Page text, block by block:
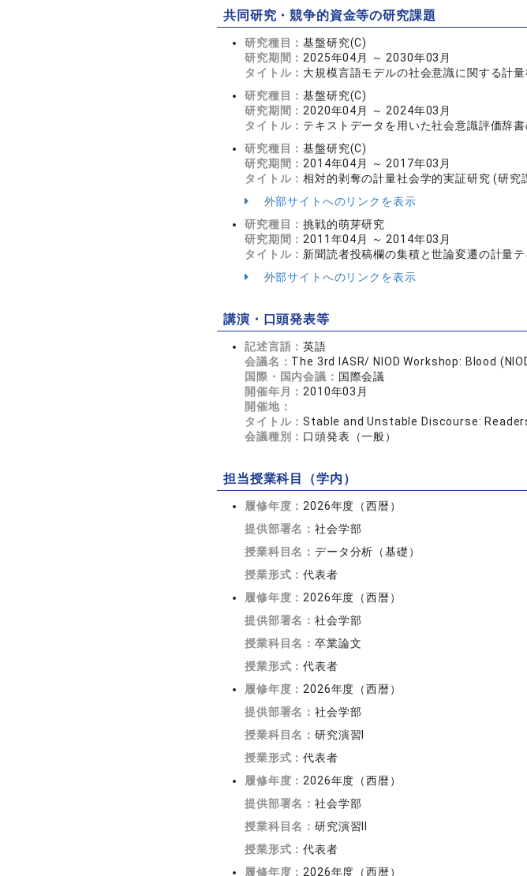
共同研究・競争的資金等の研究課題
研究種目：基盤研究(C)
研究期間： 2025年04月 ～ 2030年03月
タイトル： 大規模言語モデルの社会意識に関する計
研究種目：基盤研究(C)
研究期間： 2020年04月 ～ 2024年03月
タイトル： テキストデータを用いた社会意識評価辞
研究種目：基盤研究(C)
研究期間： 2014年04月 ～ 2017年03月
タイトル：相対的剥奪の計量社会学的実証研究 (研究
外部サイトへのリンクを表示
研究種目：挑戦的萌芽研究
研究期間： 2011年04月 ～ 2014年03月
タイトル： 新聞読者投稿欄の集積と世論変遷の計量
外部サイトへのリンクを表示
講演・口頭発表等
記述言語：英語
会議名： The 3rd IASR/ NIOD Workshop: Blood
国際・国内会議： 国際会議
開催年月： 2010年03月
開催地：
タイトル：Stable and Unstable Discourse:
会議種別： 口頭発表（一般）
担当授業科目（学内）
履修年度： 2026年度（西暦）
提供部署名：社会学部
授業科目名：データ分析（基礎）
授業形式：代表者
履修年度： 2026年度（西暦）
提供部署名：社会学部
授業科目名：卒業論文
授業形式：代表者
履修年度： 2026年度（西暦）
提供部署名：社会学部
授業科目名：研究演習I
授業形式：代表者
履修年度： 2026年度（西暦）
提供部署名：社会学部
授業科目名：研究演習II
授業形式：代表者
履修年度： 2026年度（西暦）